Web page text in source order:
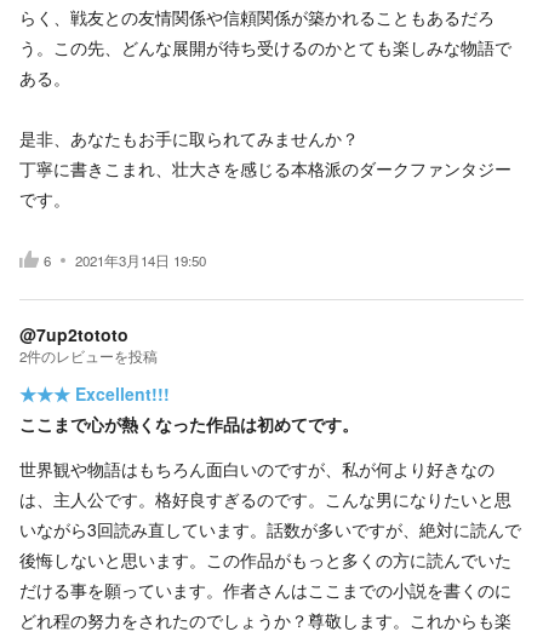
らく、戦友との友情関係や信頼関係が築かれることもあるだろ
う。この先、どんな展開が待ち受けるのかとても楽しみな物語で
ある。
是非、あなたもお手に取られてみませんか？
丁寧に書きこまれ、壮大さを感じる本格派のダークファンタジー
です。
6 2021年3月14日 19:50
@7up2tototo
2件のレビューを投稿
★★★ Excellent!!!
ここまで心が熱くなった作品は初めてです。
世界観や物語はもちろん面白いのですが、私が何より好きなの
は、主人公です。格好良すぎるのです。こんな男になりたいと思
いながら3回読み直しています。話数が多いですが、絶対に読んで
後悔しないと思います。この作品がもっと多くの方に読んでいた
だける事を願っています。作者さんはここまでの小説を書くのに
どれ程の努力をされたのでしょうか？尊敬します。これからも楽